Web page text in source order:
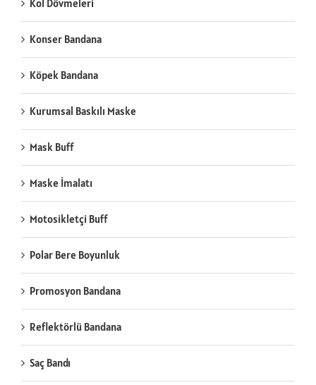
Kol Dövmeleri
Konser Bandana
Köpek Bandana
Kurumsal Baskılı Maske
Mask Buff
Maske İmalatı
Motosikletçi Buff
Polar Bere Boyunluk
Promosyon Bandana
Reflektörlü Bandana
Saç Bandı